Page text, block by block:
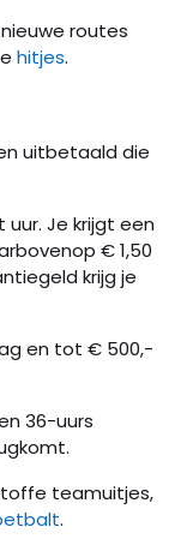
routes
hitjes.
uitbetaald die
uur. Je krijgt een
€ 1,50
krijg je
en tot € 500,-
36-uurs
toffe teamuitjes,
.